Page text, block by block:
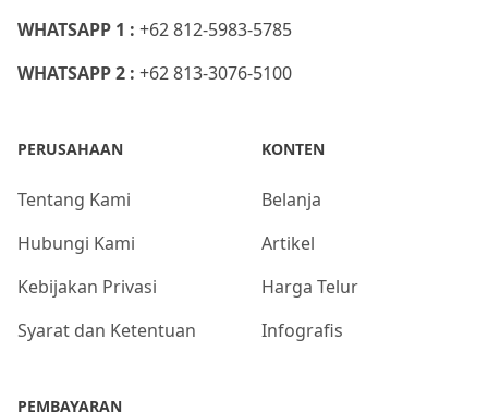
WHATSAPP 1 : +62 812-5983-5785
WHATSAPP 2 : +62 813-3076-5100
PERUSAHAAN
Tentang Kami
Hubungi Kami
Kebijakan Privasi
Syarat dan Ketentuan
KONTEN
Belanja
Artikel
Harga Telur
Infografis
PEMBAYARAN